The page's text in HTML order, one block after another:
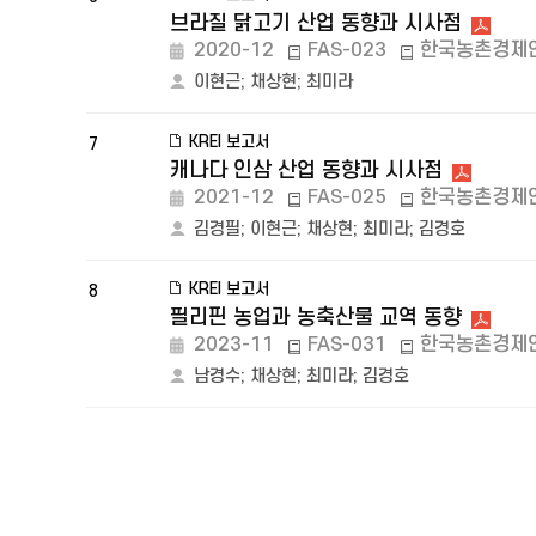
브라질 닭고기 산업 동향과 시사점
2020-12 FAS-023 한국농촌경제
이현근; 채상현; 최미라
7 KREI 보고서
캐나다 인삼 산업 동향과 시사점
2021-12 FAS-025 한국농촌경제
김경필; 이현근; 채상현; 최미라; 김경호
8 KREI 보고서
필리핀 농업과 농축산물 교역 동향
2023-11 FAS-031 한국농촌경제
남경수; 채상현; 최미라; 김경호